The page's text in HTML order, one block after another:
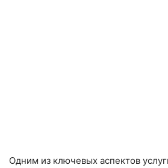
Одним из ключевых аспектов